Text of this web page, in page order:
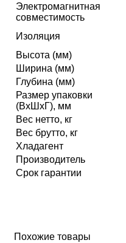
Электромагнитная
совместимость
Изоляция
Высота (мм)
Ширина (мм)
Глубина (мм)
Размер упаковки
(ВxШxГ), мм
Вес нетто, кг
Вес брутто, кг
Хладагент
Производитель
Срок гарантии
Похожие товары